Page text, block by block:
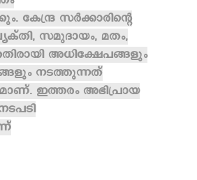
കേന്ദ്ര സർക്കാരിന്റെ
സമുദായം, മതം,
അധിക്ഷേപങ്ങളും
നടത്തുന്നത്
ഇത്തരം അഭിപ്രായ